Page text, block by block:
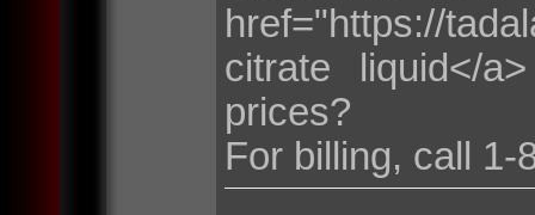
href="https://
citrate liquid</
prices?
For billing, call 1-